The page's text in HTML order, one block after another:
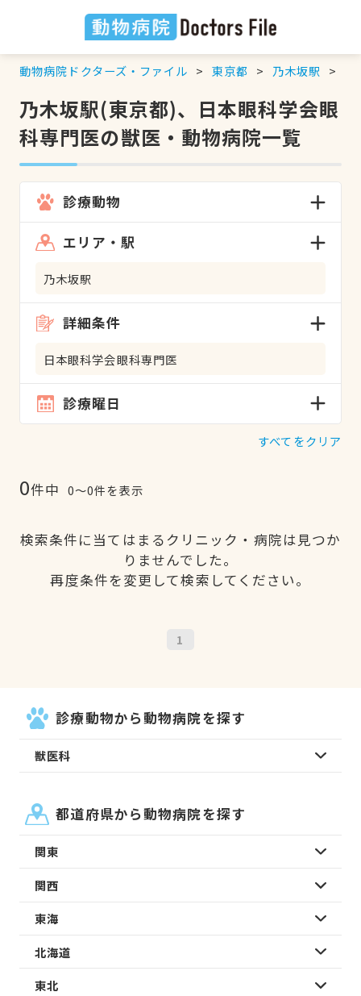
動物病院ドクターズ・ファイル 東京都 乃木坂駅
乃木坂駅(東京都)、日本眼科学会眼
科専門医の獣医・動物病院一覧
診療動物
エリア・駅
乃木坂駅
詳細条件
日本眼科学会眼科専門医
診療曜日
すべてをクリア
0件中 0〜0件を表示
検索条件に当てはまるクリニック・病院は見つか
りませんでした。
再度条件を変更して検索してください。
1
診療動物から動物病院を探す
獣医科
都道府県から動物病院を探す
関東
関西
東海
北海道
東北